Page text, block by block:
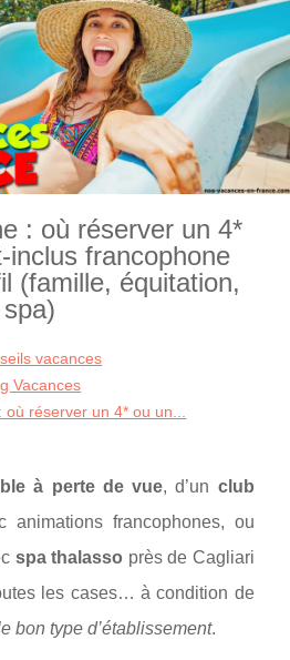
: où réserver un 4*
francophone
(famille, équitation,
spa)
vacances
Vacances
réserver un 4* ou un...
à perte de vue, d’un club
animations francophones, ou
spa thalasso près de Cagliari
les cases… à condition de
bon type d’établissement.